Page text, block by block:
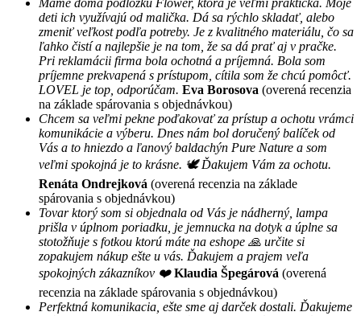
Máme doma podložku Flower, ktorá je veľmi praktická. Moje
deti ich využívajú od malička. Dá sa rýchlo skladať, alebo
zmeniť veľkost podľa potreby. Je z kvalitného materiálu, čo sa
ľahko čistí a najlepšie je na tom, že sa dá prať aj v pračke.
Pri reklamácii firma bola ochotná a príjemná. Bola som
príjemne prekvapená s prístupom, cítila som že chcú pomôcť.
LOVEL je top, odporúčam. Eva Borosova (overená recenzia
na základe spárovania s objednávkou)
Chcem sa veľmi pekne poďakovať za prístup a ochotu vrámci
komunikácie a výberu. Dnes nám bol doručený balíček od
Vás a to hniezdo a ľanový baldachýn Pure Nature a som
veľmi spokojná je to krásne. 🕊 Ďakujem Vám za ochotu.
Renáta Ondrejková (overená recenzia na základe
spárovania s objednávkou)
Tovar ktorý som si objednala od Vás je nádherný, lampa
prišla v úplnom poriadku, je jemnucka na dotyk a úplne sa
stotožňuje s fotkou ktorú máte na eshope 🙏 určite si
zopakujem nákup ešte u vás. Ďakujem a prajem veľa
spokojných zákazníkov ❤️ Klaudia Špegárová (overená
recenzia na základe spárovania s objednávkou)
Perfektná komunikacia, ešte sme aj darček dostali. Ďakujeme